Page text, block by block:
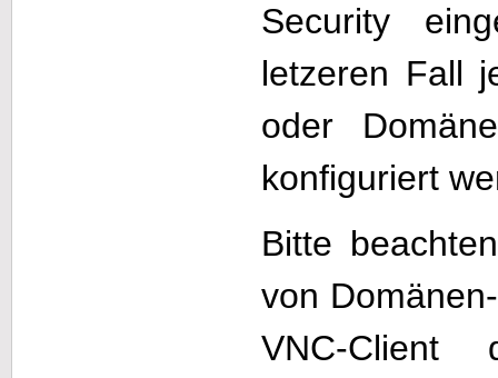
Security
letzeren Fall
oder
konfiguriert
Bitte
von
VNC-Client